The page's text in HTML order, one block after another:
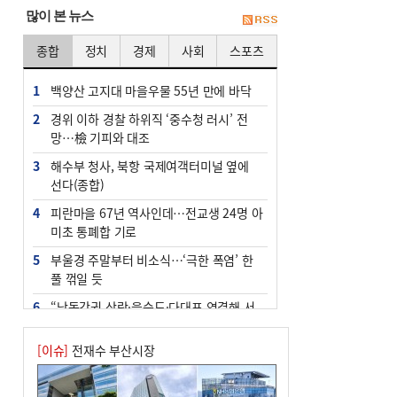
많이 본 뉴스
종합 정치 경제 사회 스포츠
1
백양산 고지대 마을우물 55년 만에 바닥
2
경위 이하 경찰 하위직 ‘중수청 러시’ 전
망…檢 기피와 대조
3
해수부 청사, 북항 국제여객터미널 옆에
선다(종합)
4
피란마을 67년 역사인데…전교생 24명 아
미초 통폐합 기로
5
부울경 주말부터 비소식…‘극한 폭염’ 한
풀 꺾일 듯
6
“낙동강권 삼락·을숙도·다대포 연결해 서
부산 관광 키우자”
7
오늘의 날씨- 2026년 8월 7일
8
[사설] 해수부 신청사 북항으로 확정, 해양
[이슈] 전재수 부산시장